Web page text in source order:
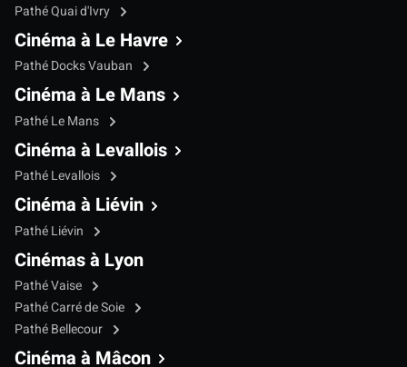
Pathé Quai d'Ivry
Cinéma à Le Havre
Pathé Docks Vauban
Cinéma à Le Mans
Pathé Le Mans
Cinéma à Levallois
Pathé Levallois
Cinéma à Liévin
Pathé Liévin
Cinémas à Lyon
Pathé Vaise
Pathé Carré de Soie
Pathé Bellecour
Cinéma à Mâcon